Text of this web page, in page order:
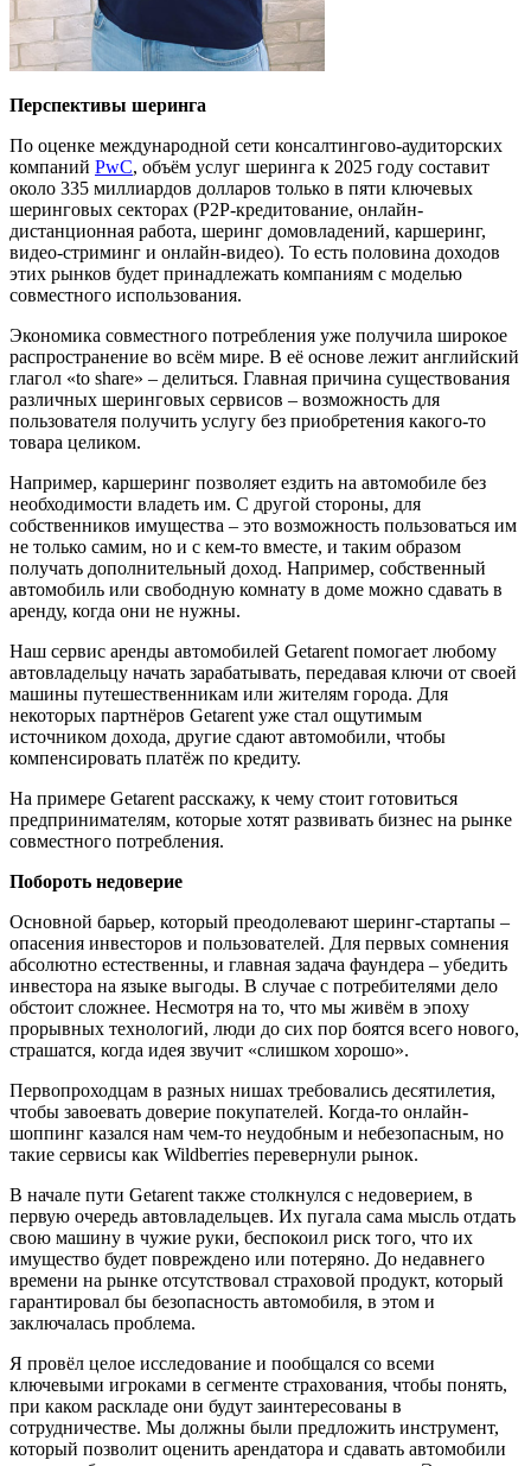
Перспективы шеринга
По оценке международной сети консалтингово-аудиторских
компаний PwC, объём услуг шеринга к 2025 году составит
около 335 миллиардов долларов только в пяти ключевых
шеринговых секторах (P2P-кредитование, онлайн-
дистанционная работа, шеринг домовладений, каршеринг,
видео-стриминг и онлайн-видео). То есть половина доходов
этих рынков будет принадлежать компаниям с моделью
совместного использования.
Экономика совместного потребления уже получила широкое
распространение во всём мире. В её основе лежит английский
глагол «to share» – делиться. Главная причина существования
различных шеринговых сервисов – возможность для
пользователя получить услугу без приобретения какого-то
товара целиком.
Например, каршеринг позволяет ездить на автомобиле без
необходимости владеть им. С другой стороны, для
собственников имущества – это возможность пользоваться им
не только самим, но и с кем-то вместе, и таким образом
получать дополнительный доход. Например, собственный
автомобиль или свободную комнату в доме можно сдавать в
аренду, когда они не нужны.
Наш сервис аренды автомобилей Getarent помогает любому
автовладельцу начать зарабатывать, передавая ключи от своей
машины путешественникам или жителям города. Для
некоторых партнёров Getarent уже стал ощутимым
источником дохода, другие сдают автомобили, чтобы
компенсировать платёж по кредиту.
На примере Getarent расскажу, к чему стоит готовиться
предпринимателям, которые хотят развивать бизнес на рынке
совместного потребления.
Побороть недоверие
Основной барьер, который преодолевают шеринг-стартапы –
опасения инвесторов и пользователей. Для первых сомнения
абсолютно естественны, и главная задача фаундера – убедить
инвестора на языке выгоды. В случае с потребителями дело
обстоит сложнее. Несмотря на то, что мы живём в эпоху
прорывных технологий, люди до сих пор боятся всего нового,
страшатся, когда идея звучит «слишком хорошо».
Первопроходцам в разных нишах требовались десятилетия,
чтобы завоевать доверие покупателей. Когда-то онлайн-
шоппинг казался нам чем-то неудобным и небезопасным, но
такие сервисы как Wildberries перевернули рынок.
В начале пути Getarent также столкнулся с недоверием, в
первую очередь автовладельцев. Их пугала сама мысль отдать
свою машину в чужие руки, беспокоил риск того, что их
имущество будет повреждено или потеряно. До недавнего
времени на рынке отсутствовал страховой продукт, который
гарантировал бы безопасность автомобиля, в этом и
заключалась проблема.
Я провёл целое исследование и пообщался со всеми
ключевыми игроками в сегменте страхования, чтобы понять,
при каком раскладе они будут заинтересованы в
сотрудничестве. Мы должны были предложить инструмент,
который позволит оценить арендатора и сдавать автомобили